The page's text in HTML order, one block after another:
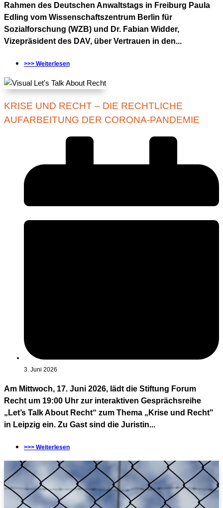
Rahmen des Deutschen Anwaltstags in Freiburg Paula
Edling vom Wissenschaftszentrum Berlin für
Sozialforschung (WZB) und Dr. Fabian Widder,
Vizepräsident des DAV, über Vertrauen in den...
>>> Weiterlesen
KRISE UND RECHT – DIE RECHTLICHE
AUFARBEITUNG DER CORONA-PANDEMIE
3. Juni 2026
Am Mittwoch, 17. Juni 2026, lädt die Stiftung Forum
Recht um 19:00 Uhr zur interaktiven Gesprächsreihe
„Let’s Talk About Recht“ zum Thema „Krise und Recht"
in Leipzig ein. Zu Gast sind die Juristin...
>>> Weiterlesen